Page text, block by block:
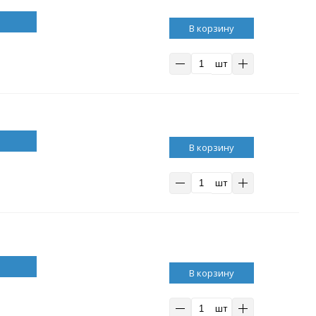
В корзину
шт
В корзину
шт
В корзину
шт